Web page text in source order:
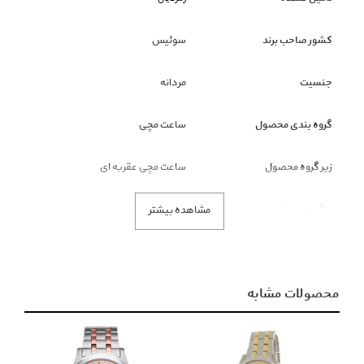
مشاهده بیشتر
کشور صاحب برند سوئیس
جنسیت مردانه
گروه بندی محصول ساعت مچی
زیر گروه محصول ساعت مچی عقربه ای
سرمه ای , طلایی
• جنسیت : مردانه
• رده : ساعت کلاسیک
• طرح صفحه : تک عقربه (آنالوگ)
محصولات مشابه